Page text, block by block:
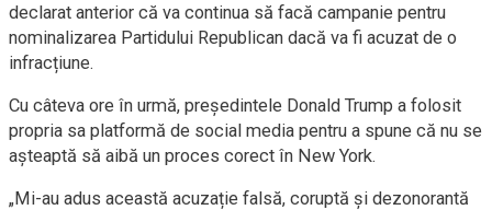
declarat anterior că va continua să facă campanie pentru
nominalizarea Partidului Republican dacă va fi acuzat de o
infracțiune.
Cu câteva ore în urmă, președintele Donald Trump a folosit
propria sa platformă de social media pentru a spune că nu se
așteaptă să aibă un proces corect în New York.
„Mi-au adus această acuzație falsă, coruptă și dezonorantă